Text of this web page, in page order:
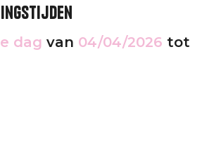
dag van 04/04/2026 tot